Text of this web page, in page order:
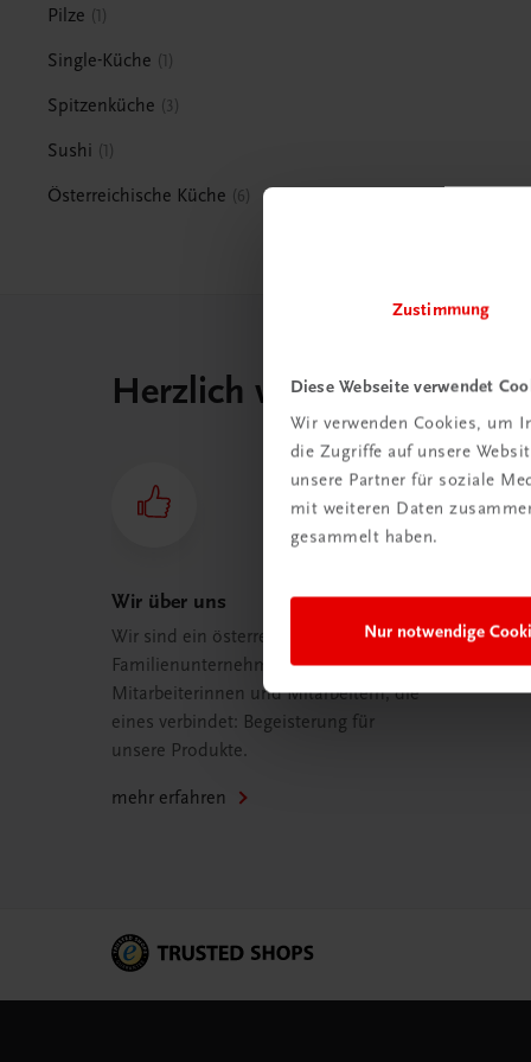
Zustimmung
Diese Webseite verwendet
Wir verwenden Cookies, um
die Zugriffe auf unsere
unsere Partner für soziale
mit weiteren Daten
gesammelt haben.
Nur notwendige
Pilze 1
Single-Küche 1
Spitzenküche 3
Sushi 1
Österreichische Küche 6
Herzlich willkommen bei
Wir über uns
Wir sind ein österreichisches
Familienunternehmen mit 75
Mitarbeiterinnen und Mitarbeitern, die
eines verbindet: Begeisterung für
unsere Produkte.
mehr erfahren